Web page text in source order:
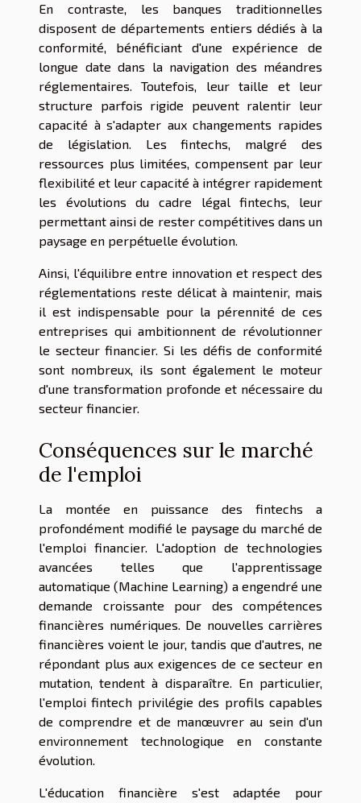
En contraste, les banques traditionnelles
disposent de départements entiers dédiés à la
conformité, bénéficiant d'une expérience de
longue date dans la navigation des méandres
réglementaires. Toutefois, leur taille et leur
structure parfois rigide peuvent ralentir leur
capacité à s'adapter aux changements rapides
de législation. Les fintechs, malgré des
ressources plus limitées, compensent par leur
flexibilité et leur capacité à intégrer rapidement
les évolutions du cadre légal fintechs, leur
permettant ainsi de rester compétitives dans un
paysage en perpétuelle évolution.
Ainsi, l'équilibre entre innovation et respect des
réglementations reste délicat à maintenir, mais
il est indispensable pour la pérennité de ces
entreprises qui ambitionnent de révolutionner
le secteur financier. Si les défis de conformité
sont nombreux, ils sont également le moteur
d'une transformation profonde et nécessaire du
secteur financier.
Conséquences sur le marché
de l'emploi
La montée en puissance des fintechs a
profondément modifié le paysage du marché de
l'emploi financier. L'adoption de technologies
avancées telles que l'apprentissage
automatique (Machine Learning) a engendré une
demande croissante pour des compétences
financières numériques. De nouvelles carrières
financières voient le jour, tandis que d'autres, ne
répondant plus aux exigences de ce secteur en
mutation, tendent à disparaître. En particulier,
l'emploi fintech privilégie des profils capables
de comprendre et de manœuvrer au sein d'un
environnement technologique en constante
évolution.
L'éducation financière s'est adaptée pour